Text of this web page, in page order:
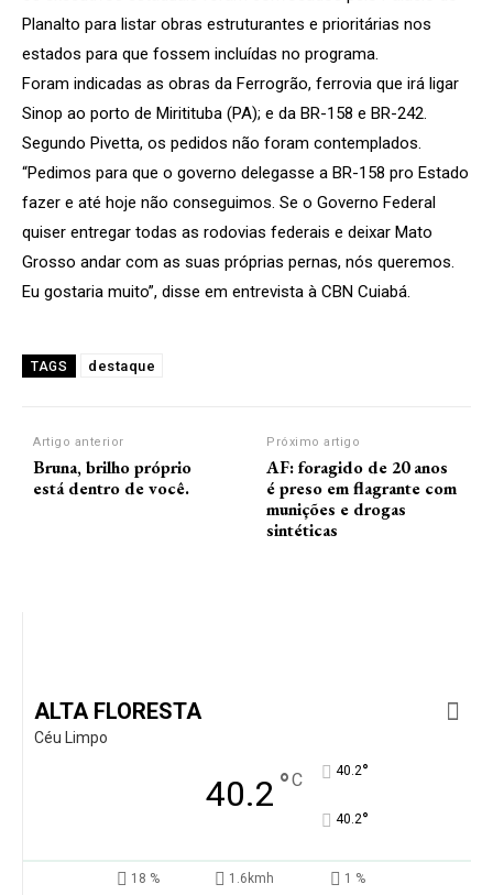
Planalto para listar obras estruturantes e prioritárias nos
estados para que fossem incluídas no programa.
Foram indicadas as obras da Ferrogrão, ferrovia que irá ligar
Sinop ao porto de Miritituba (PA); e da BR-158 e BR-242.
Segundo Pivetta, os pedidos não foram contemplados.
“Pedimos para que o governo delegasse a BR-158 pro Estado
fazer e até hoje não conseguimos. Se o Governo Federal
quiser entregar todas as rodovias federais e deixar Mato
Grosso andar com as suas próprias pernas, nós queremos.
Eu gostaria muito”, disse em entrevista à CBN Cuiabá.
TAGS destaque
Artigo anterior
Bruna, brilho próprio
está dentro de você.
Próximo artigo
AF: foragido de 20 anos
é preso em flagrante com
munições e drogas
sintéticas
ALTA FLORESTA
Céu Limpo
40.2 °C 40.2°
40.2°
18 % 1.6kmh 1 %